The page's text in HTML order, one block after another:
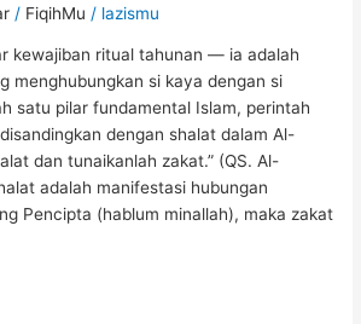
/ FiqihMu / lazismu
kewajiban ritual tahunan — ia adalah
menghubungkan si kaya dengan si
satu pilar fundamental Islam, perintah
dengan shalat dalam Al-
dan tunaikanlah zakat.” (QS. Al-
adalah manifestasi hubungan
Pencipta (hablum minallah), maka zakat